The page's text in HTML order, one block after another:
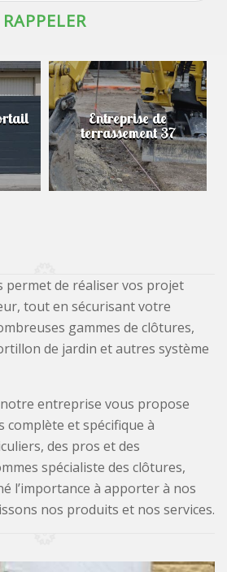
Entreprise de
terrassement 37
permet de réaliser vos projet
tout en sécurisant votre
gammes de clôtures,
de jardin et autres système
entreprise vous propose
et spécifique à
des pros et des
spécialiste des clôtures,
l’importance à apporter à nos
nos produits et nos services.